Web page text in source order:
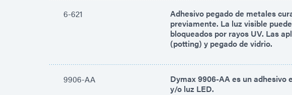
6-621
Adhesivo pegado de metales
previamente. La luz visible
bloqueados por rayos UV. Las
(potting) y pegado de vidrio.
9906-AA
Dymax 9906-AA es un adhesivo
y/o luz LED.